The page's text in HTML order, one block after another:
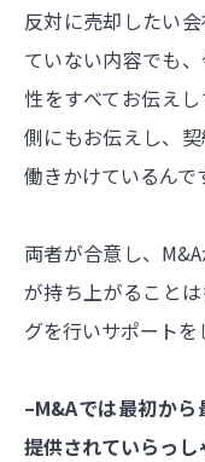
反対に売却したい
ていない内容でも
性をすべてお伝え
側にもお伝えし、
働きかけているんで
両者が合意し、
が持ち上がること
グを行いサポートを
–M&Aでは最初か
提供されていらっし